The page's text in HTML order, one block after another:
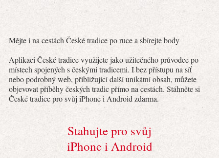
Mějte i na cestách České tradice po ruce a sbírejte body
Aplikaci České tradice využijete jako užitečného průvodce po
místech spojených s českými tradicemi. I bez přístupu na síť
nebo podrobný web, přibližující další unikátní obsah, můžete
objevovat příběhy českých tradic přímo na cestách. Stáhněte si
České tradice pro svůj iPhone i Android zdarma.
Stahujte pro svůj
iPhone i Android